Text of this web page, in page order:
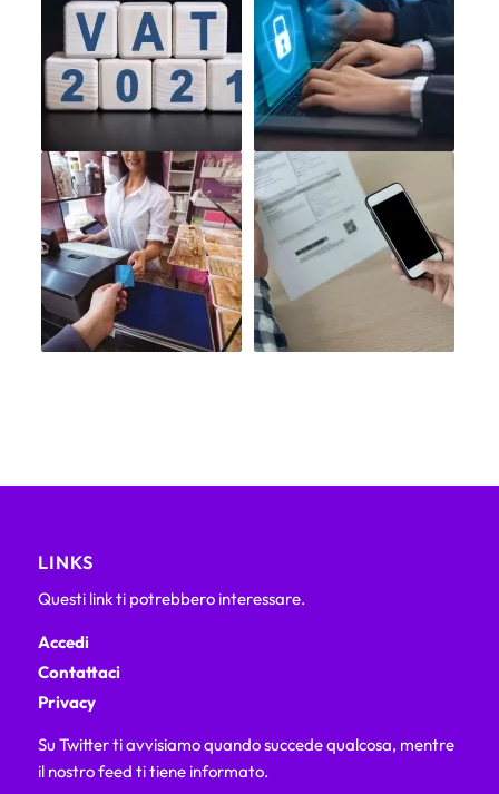
LINKS
Questi link ti potrebbero interessare.
Accedi
Contattaci
Privacy
Su Twitter ti avvisiamo quando succede qualcosa, mentre
il nostro feed ti tiene informato.